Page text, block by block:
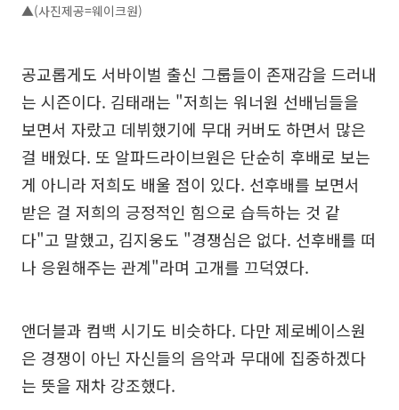
▲(사진제공=웨이크원)
공교롭게도 서바이벌 출신 그룹들이 존재감을 드러내
는 시즌이다. 김태래는 "저희는 워너원 선배님들을
보면서 자랐고 데뷔했기에 무대 커버도 하면서 많은
걸 배웠다. 또 알파드라이브원은 단순히 후배로 보는
게 아니라 저희도 배울 점이 있다. 선후배를 보면서
받은 걸 저희의 긍정적인 힘으로 습득하는 것 같
다"고 말했고, 김지웅도 "경쟁심은 없다. 선후배를 떠
나 응원해주는 관계"라며 고개를 끄덕였다.
앤더블과 컴백 시기도 비슷하다. 다만 제로베이스원
은 경쟁이 아닌 자신들의 음악과 무대에 집중하겠다
는 뜻을 재차 강조했다.